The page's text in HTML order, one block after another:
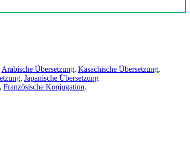
Arabische Übersetzung, Kasachische Übersetzung,
, Japanische Übersetzung
, Französische Konjugation.